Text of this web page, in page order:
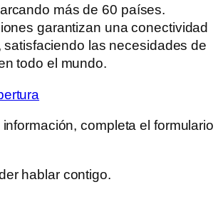
más de 60 países.
garantizan una conectividad
satisfaciendo las necesidades de
todo el mundo.
completa el formulario
hablar contigo.